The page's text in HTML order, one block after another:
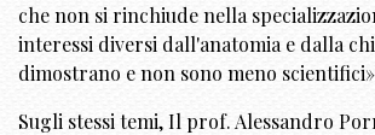
che non si rinchiude nella
interessi diversi dall'anatomia e dalla
dimostrano e non sono meno
Sugli stessi temi, Il prof. Alessandro